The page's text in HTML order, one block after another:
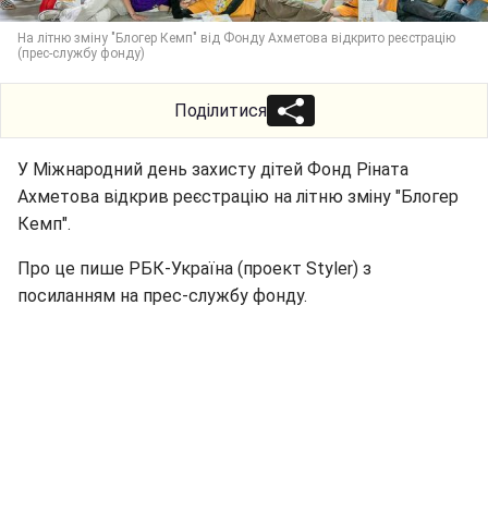
На літню зміну "Блогер Кемп" від Фонду Ахметова відкрито реєстрацію
(прес-службу фонду)
Поділитися
У Міжнародний день захисту дітей Фонд Ріната
Ахметова відкрив реєстрацію на літню зміну "Блогер
Кемп".
Про це пише РБК-Україна (проект Styler) з
посиланням на прес-службу фонду.